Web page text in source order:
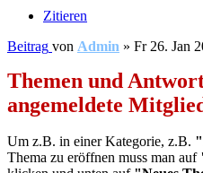
Zitieren
Beitrag von Admin » Fr 26. Jan
Themen und
angemeldete
Um z.B. in einer Kategorie, z.B.
Thema zu eröffnen muss man auf